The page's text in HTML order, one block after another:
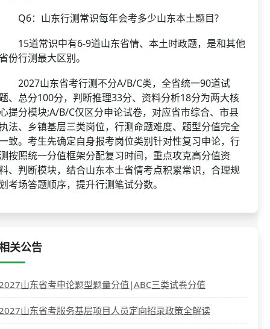
：山东行测常识每年会考多少山东本土题目?
道常识中有6-9道山东省情、本土时政题，是和其他
份行测最大区别。
山东省考行测不分A/B/C类，全省统一90道试
、总分100分，判断推理33分、资料分析18分为两大核
提分模块;A/B/C仅区分申论试卷，对应省市综合、市县
法、乡镇基层三类岗位，行测命题难度、题型分值完全
致。考生先确定自身报考岗位类别针对性复习申论，行
按照统一分值框架分配复习时间，重点攻克高分值资
、判断模块，结合山东本土省情考点积累常识，合理规
考场答题顺序，提升行测笔试分数。
关公告
山东省考申论题型题量分值|ABC三类试卷分值
山东省考服务基层项目人员定向招录政策全解读